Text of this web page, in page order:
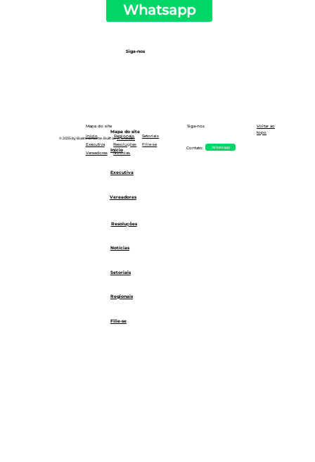
© 2035 by Business Name. Built onWix Studio
Mapa do site
Início Regionais
Setoriais
Executiva
Resoluções
Filie-se
Vereadores
Notícias
Siga-nos
Contato: Whatsapp
Voltar ao
topo
Executiva
Início
Mapa do site
Vereadores
Regionais
Notícias
Filie-se
Resoluções
Setoriais
Whatsapp
Siga-nos